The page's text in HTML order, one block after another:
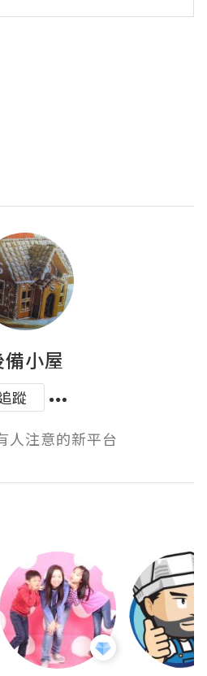
備小屋
蹤
人注意的新平台